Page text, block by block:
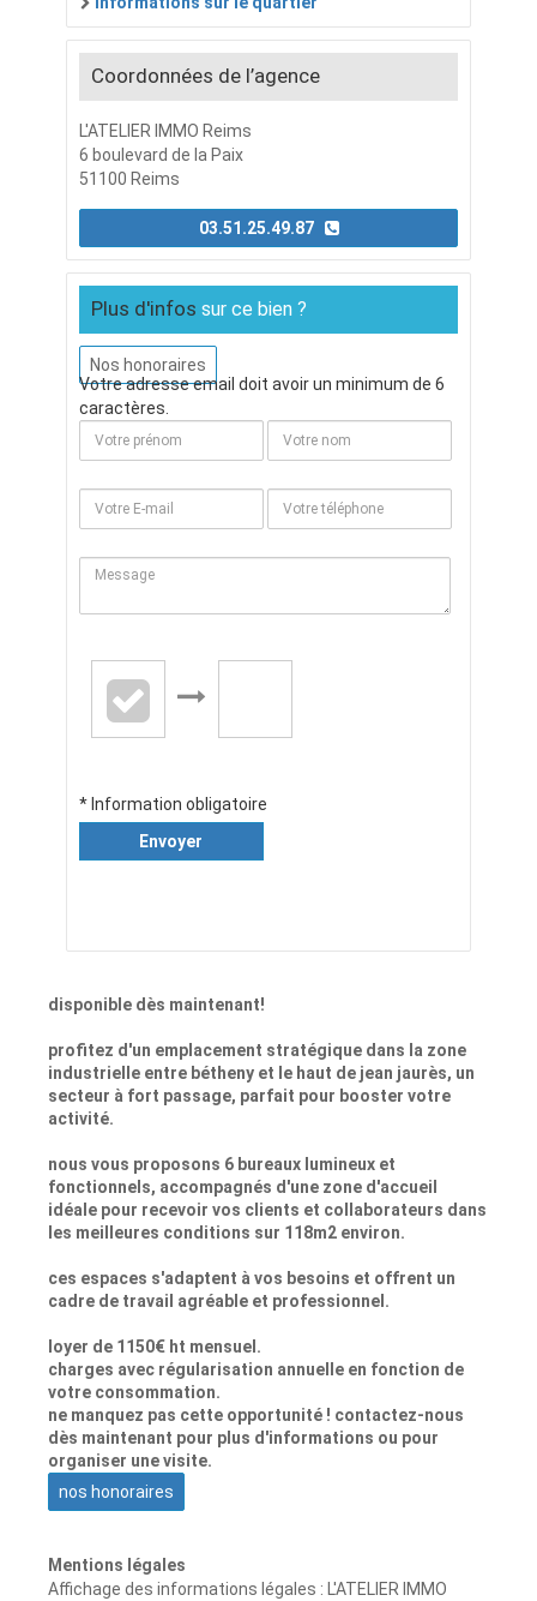
Coordonnées de l’agence
L'ATELIER IMMO Reims
6 boulevard de la Paix
51100 Reims
Plus d'infos sur ce bien ?
Nos honoraires
Votre adresse email doit avoir un minimum de 6
caractères.
* Information obligatoire
Envoyer
disponible dès maintenant!
profitez d'un emplacement stratégique dans la zone
industrielle entre bétheny et le haut de jean jaurès, un
secteur à fort passage, parfait pour booster votre
activité.
nous vous proposons 6 bureaux lumineux et
fonctionnels, accompagnés d'une zone d'accueil
idéale pour recevoir vos clients et collaborateurs dans
les meilleures conditions sur 118m2 environ.
ces espaces s'adaptent à vos besoins et offrent un
cadre de travail agréable et professionnel.
loyer de 1150€ ht mensuel.
charges avec régularisation annuelle en fonction de
votre consommation.
ne manquez pas cette opportunité ! contactez-nous
dès maintenant pour plus d'informations ou pour
organiser une visite.
nos honoraires
Mentions légales
Affichage des informations légales : L'ATELIER IMMO